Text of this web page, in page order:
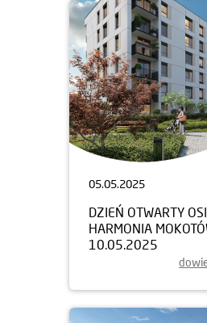
05.05.2025
DZIEŃ OTWARTY
HARMONIA
10.05.2025